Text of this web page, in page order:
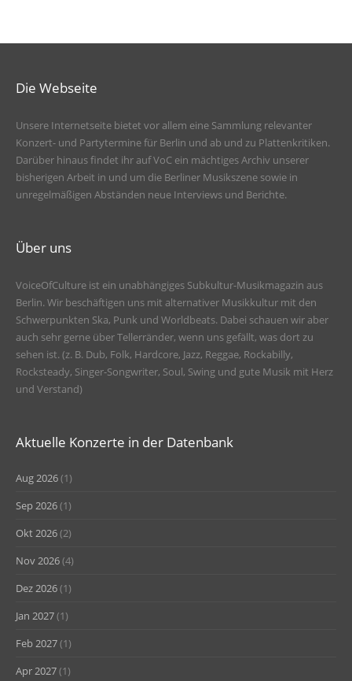
Die Webseite
Unsere Internetseite bietet vor allem eine Sammlung relevanter
Konzert- und Partytermine für Berlin und ab und zu Plattenkritiken.
Darüber hinaus findet ihr auf VoC ein mächtiges Archiv unserer
bisherigen Arbeit in und um die Berliner Musikszene sowie in
unregelmäßigen Abständen neue Interviews und Berichte.
Über uns
VoiceOfCulture ist ein unabhängiges Subkultur-Musikmagazin aus
Berlin. Wir beschäftigen uns mit alternativer Musikkultur mit den
Schwerpunkten Ska, Punk und Worldbeats. Dabei schauen wir aber
auch sehr gerne über Tellerränder, wenn uns gefällt, was dort zu
sehen ist. (z. B. Dub, Folk, Hardcore, Jazz, Reggae, Rockabilly,
Rocksteady, Singer-Songwriter, Soul, Swing und gute Musik mit Herz
und Verstand)
Aktuelle Konzerte in der Datenbank
Aug 2026(1)
Sep 2026(1)
Okt 2026(2)
Nov 2026(4)
Dez 2026(1)
Jan 2027(1)
Feb 2027(1)
Apr 2027(1)